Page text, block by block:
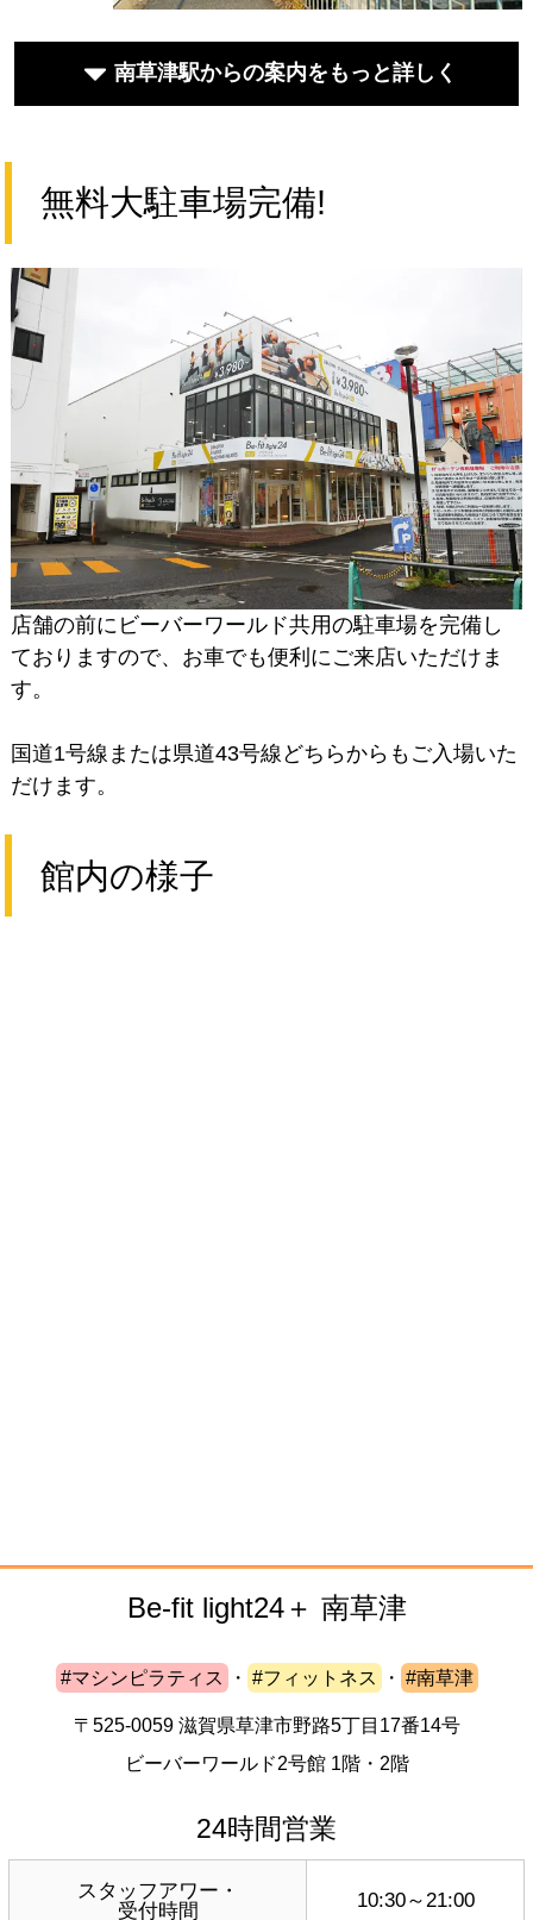
南草津駅からの案内をもっと詳しく
①JR南草津駅の改札を右へ出て、東口へと向かいま
直進し、右手のエスカレーターまたは階段を下りま
す。階段を下りると駅前のロータリーがあります。
②ロータリーに出たらフェリエの横を通り直進し、
右折します。
その先の交差点を左折し、国道1号線へ向かいます。
③国道1号線へ出たら【野路南】の交差点を渡って右
折し、国道に沿って歩きます。
④Bb南草津店を過ぎてすぐの眼鏡店の看板のところ
を左に曲がり、ビーバーワールド内に入ります。
右手の建物の2階がBe-fit light南草津店になります。1
階の入口から入り、階段で2階にお上がりください。
⑤店舗の入口にはセキュリティがかかっております
ので、インターホンを押してスタッフをお呼びくだ
さい。
無料大駐車場完備!
店舗の前にビーバーワールド共用の駐車場を完備し
ておりますので、お車でも便利にご来店いただけま
す。
国道1号線または県道43号線どちらからもご入場いた
だけます。
館内の様子
Be-fit light24＋ 南草津
#マシンピラティス ・ #フィットネス ・ #南草津
〒525-0059 滋賀県草津市野路5丁目17番14号
ビーバーワールド2号館 1階・2階
24時間営業
スタッフアワー・
受付時間
10:30～21:00